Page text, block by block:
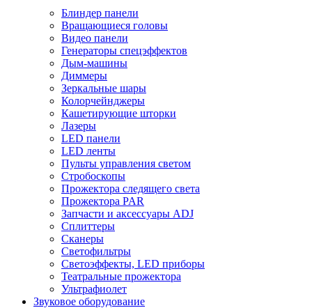
Блиндер панели
Вращающиеся головы
Видео панели
Генераторы спецэффектов
Дым-машины
Диммеры
Зеркальные шары
Колорчейнджеры
Кашетирующие шторки
Лазеры
LED панели
LED ленты
Пульты управления светом
Стробоскопы
Прожектора следящего света
Прожектора PAR
Запчасти и аксессуары ADJ
Сплиттеры
Сканеры
Светофильтры
Светоэффекты, LED приборы
Театральные прожектора
Ультрафиолет
Звуковое оборудование